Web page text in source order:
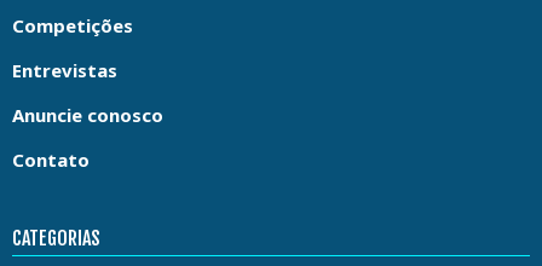
Competições
Entrevistas
Anuncie conosco
Contato
CATEGORIAS